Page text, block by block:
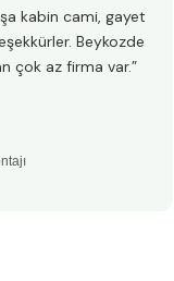
kabin cami, gayet
Beykozde
çok az firma var.”